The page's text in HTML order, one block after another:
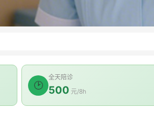
🕑
全天陪诊
500 元/8h